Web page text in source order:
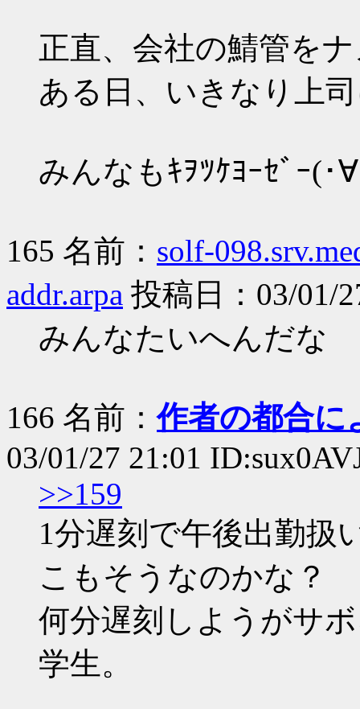
正直、会社の鯖管を
ある日、いきなり上
みんなもｷｦﾂｹﾖｰｾﾞｰ(･
165 名前： solf-
addr.arpa 投稿日：03/01/
みんなたいへんだな
166 名前：作者の都合に
03/01/27 21:01
>>159
1分遅刻で午後出勤扱
こもそうなのかな？
何分遅刻しようがサ
学生。